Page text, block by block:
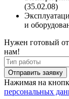
(35.02.08)
и
Нужен готовый
нам!
Отправить заявку
Нажимая на
персональных